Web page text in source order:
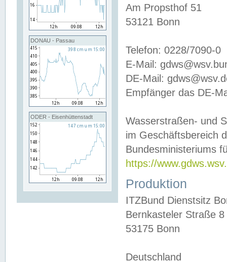
DONAU - Passau
ODER - Eisenhüttenstadt
Am Propsthof 51
53121 Bonn
Telefon: 0228/7090-0
E-Mail:
DE-Mail:
Empfänger das DE-
Wasserstraßen- und
im Geschäftsbereich
Bundesministeriums
https://
Produktion
ITZBund Dienstsitz
Bernkasteler Straße 8
53175 Bonn
Deutschland